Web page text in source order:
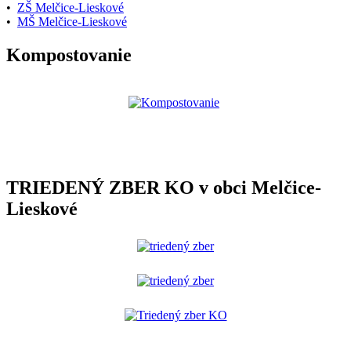
• ZŠ Melčice-Lieskové
• MŠ Melčice-Lieskové
Kompostovanie
TRIEDENÝ ZBER KO v obci Melčice-
Lieskové